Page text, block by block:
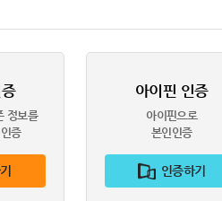
정보를
증
아이핀 인증
아이핀으로
본인인증
인증하기